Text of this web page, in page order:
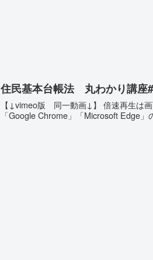
住民基本台帳法 丸わかり講座
【↓vimeo版 同一動画↓】 倍速再生は
「Google Chrome」「Microsoft Edge